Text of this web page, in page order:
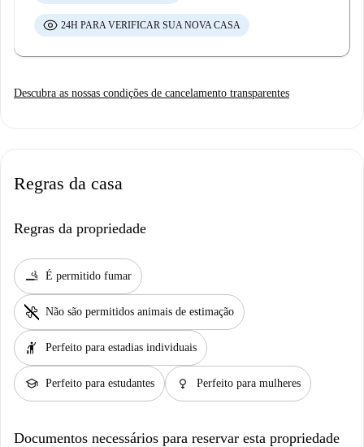
24H PARA VERIFICAR SUA NOVA CASA
Descubra as nossas condições de cancelamento transparentes
Regras da casa
Regras da propriedade
smoking_rooms É permitido fumar
pet_supplies Não são permitidos animais de estimação
hail Perfeito para estadias individuais
school Perfeito para estudantes female Perfeito para mulheres
Documentos necessários para reservar esta propriedade